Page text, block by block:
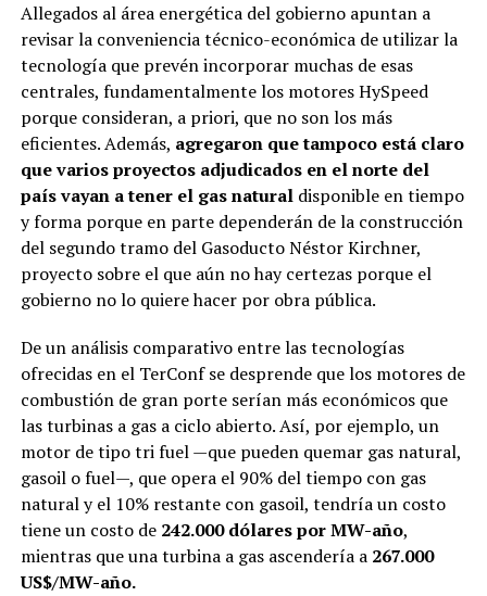
Allegados al área energética del gobierno apuntan a
revisar la conveniencia técnico-económica de utilizar la
tecnología que prevén incorporar muchas de esas
centrales, fundamentalmente los motores HySpeed
porque consideran, a priori, que no son los más
eficientes. Además, agregaron que tampoco está claro
que varios proyectos adjudicados en el norte del
país vayan a tener el gas naturaldisponible en tiempo
y forma porque en parte dependerán de la construcción
del segundo tramo del Gasoducto Néstor Kirchner,
proyecto sobre el que aún no hay certezas porque el
gobierno no lo quiere hacer por obra pública.
De un análisis comparativo entre las tecnologías
ofrecidas en el TerConf se desprende que los motores de
combustión de gran porte serían más económicos que
las turbinas a gas a ciclo abierto. Así, por ejemplo, un
motor de tipo tri fuel —que pueden quemar gas natural,
gasoil o fuel—, que opera el 90% del tiempo con gas
natural y el 10% restante con gasoil, tendría un costo
tiene un costo de 242.000 dólares por MW-año,
mientras que una turbina a gas ascendería a 267.000
US$/MW-año.